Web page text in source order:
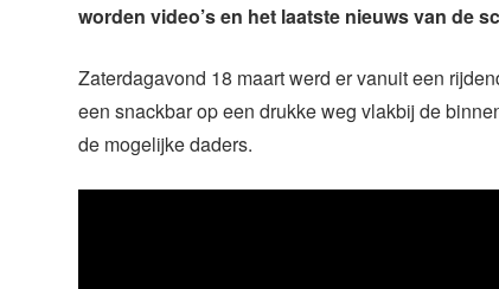
worden video’s en het laatste nieuws van de
Zaterdagavond 18 maart werd er vanuit een
een snackbar op een drukke weg vlakbij de
de mogelijke daders.